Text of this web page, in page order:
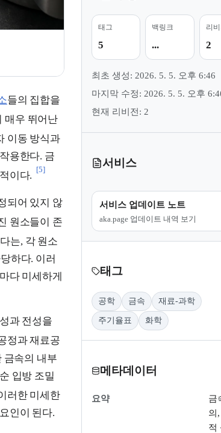
들의 집합을
매우 뛰어난
이동 방식과
용한다. 금
이다.
[5]
되어 있지 않
원소들이 존
는, 각 원소
하다. 이러
다 미세하게
과 전성을
정과 재료공
금속의 내부
입방 조밀
러한 미세한
인이 된다.
태그
5
백링크
...
리
2
최초 생성: 2026. 5. 5. 오후 6:46
마지막 수정: 2026. 5. 5. 오후
현재 리비전: 2
서비스
서비스 업데이트 노트
aka.page 업데이트 내역 보기
태그
공학 금속 재료-과학
주기율표 화학
메타데이터
요약
금
의
적